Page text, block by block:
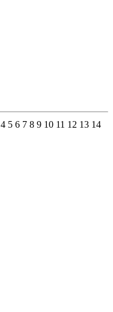
4 5 6 7 8 9 10 11 12 13 14